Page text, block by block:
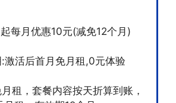
每月优惠10元(减免12个月)
激活后首月免月租,0元体验
租，套餐内容按天折算到账，